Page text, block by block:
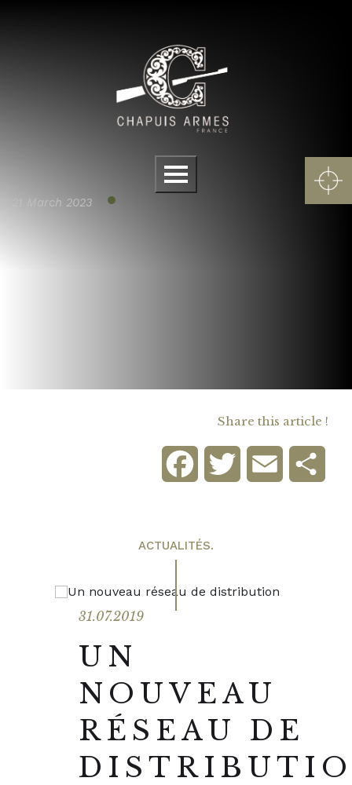
Menu
21 March 2023
Share this article !
FacebookTwitter Email
ACTUALITÉS.
31.07.2019
UN
NOUVEAU
RÉSEAU DE